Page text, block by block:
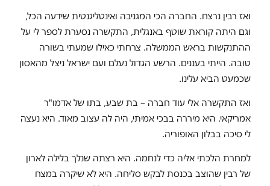
ואז רבין נרצח. החברה הכי המגניבה ואינטליגנטית שידעה הכל,
וגם היתה קוראת שוטף באנגלית, התקשרה נסערת לספר לי על
ההתנקשות בראש הממשלה. צרחתי כאילו שמעתי בשורה
טובה. הייתי בעננים. הרשע הגדול נעלם ועם ישראל ניצל מהאסון
שכמעט הביא עלינו.
ואז התקשרה אלי עוד חברה – בת שבע, בתו של אדמו"ר
אמריקאי. היא מיררה בבכי אמיתי, היה לה עצוב מאוד. היא נעצה
לי סיכה בבלון האופוריה.
למחרת הלכתי אליה כדי לנחמה. היא רצתה שנלך בלילה לארון
של רבין שהוצב בכנסת לבקש סליחה. היא לא שיקרה במצח